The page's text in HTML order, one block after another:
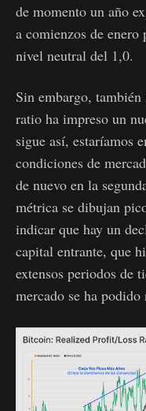
de momento un año
a comienzos de
nivel neutral del 1,0.
Sin embargo, también
ratio ha impreso un
sigue así, estaríamos
condiciones de
de nuevo en la
métrica se dibujan
indicar que hay un
capital entrante, que
extensos periodos de
mercado se ha podido